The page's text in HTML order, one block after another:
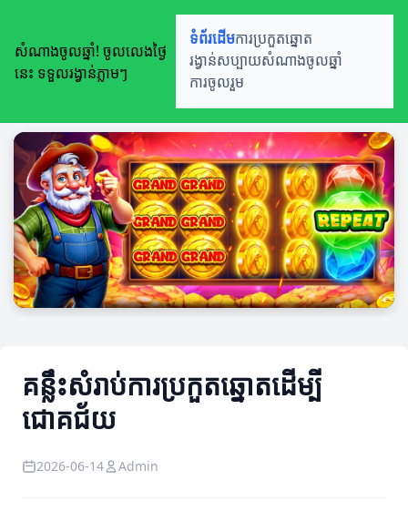
សំណាងចូលឆ្នាំ! ចូលលេងថ្ងៃ
នេះ ទទួលរង្វាន់ភ្លាមៗ
ទំព័រដើមការប្រកួតឆ្នោត
រង្វាន់សប្បាយសំណាងចូលឆ្នាំ
ការចូលរួម
គន្លឹះសំរាប់ការប្រកួតឆ្នោតដើម្បី
ជោគជ័យ
2026-06-14 Admin